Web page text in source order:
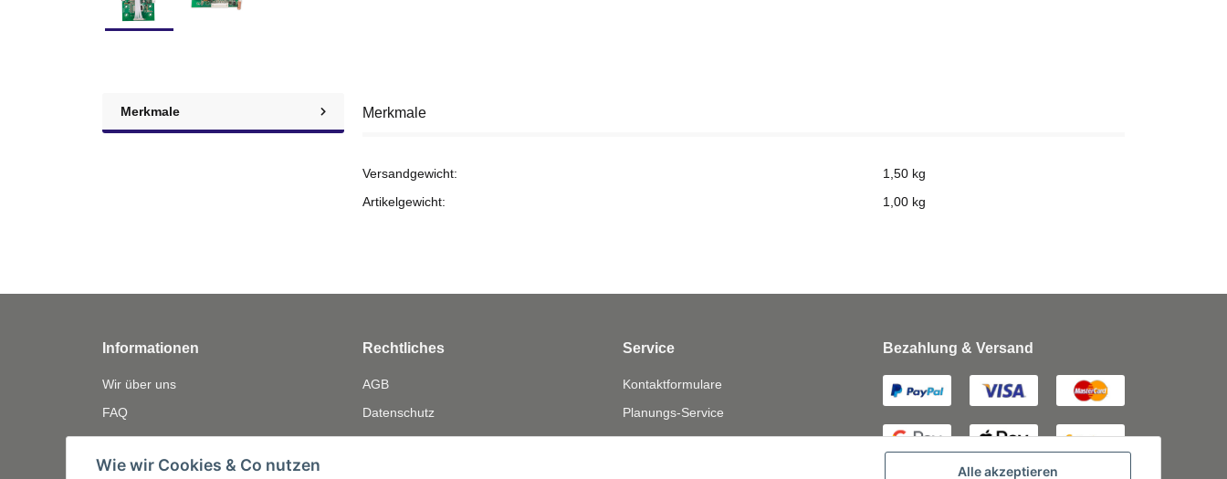
Merkmale Merkmale
Versandgewicht:
1,50 kg
Artikelgewicht:
1,00 kg
Informationen
Wir über uns
FAQ
Zahlungsmöglichkeiten
Versandinformationen
Rechtliches
AGB
Datenschutz
Widerrufsrecht
Service
Kontaktformulare
Planungs-Service
Montage-Service
Bezahlung & Versand
Alle akzeptieren
Wie wir Cookies & Co nutzen